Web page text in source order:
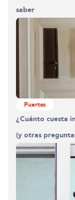
saber
Puertas
¿Cuánto cuesta
(y otras